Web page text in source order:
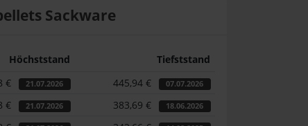
Sackware
Höchststand
Tiefststand
€ 21.07.2026 445,94 € 07.07.2026
€ 21.07.2026 383,69 € 18.06.2026